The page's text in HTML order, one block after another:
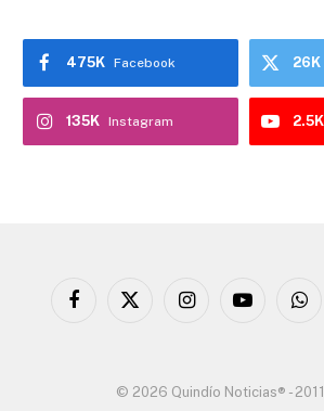
Facebook
475K 26K
Instagram
135K 2.5K
Facebook
X
InstagramYouTube
© 2026 Quindío Noticias® -